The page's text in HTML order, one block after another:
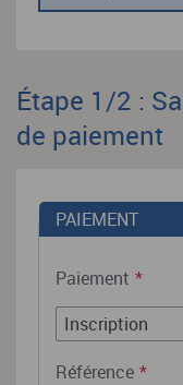
Étape 1/2 :
de paiement
PAIEMENT
Paiement *
Référence *